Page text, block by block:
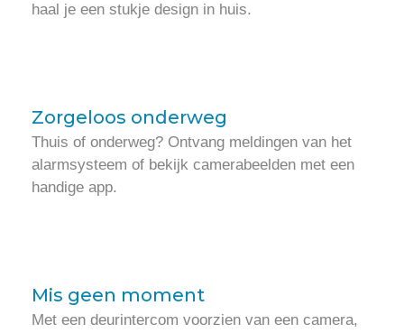
haal je een stukje design in huis.
Zorgeloos onderweg
Thuis of onderweg? Ontvang meldingen van het
alarmsysteem of bekijk camerabeelden met een
handige app.
Mis geen moment
Met een deurintercom voorzien van een camera,